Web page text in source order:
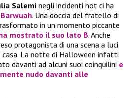
Saleminegli incidenti hot ci ha
. Una doccia del fratello di
in un momento piccante
mostrato il suo lato B. Anche
protagonista di una scena a luci
casa. La notte di Halloween infatti
davanti ad alcuni suoi coinquilini e
nudo davanti alle